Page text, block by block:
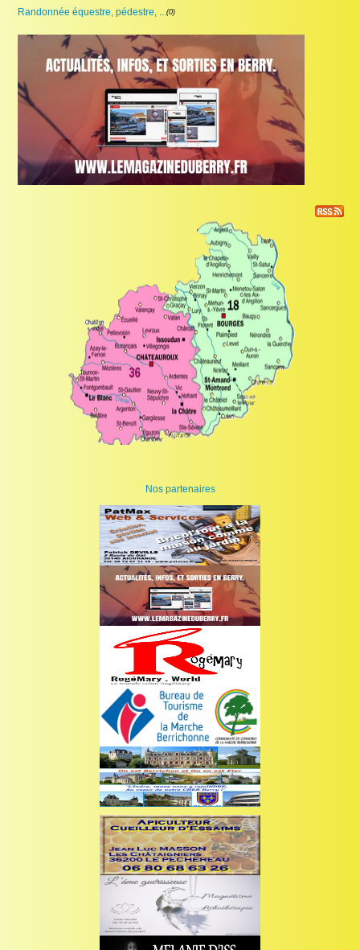
Randonnée équestre, pédestre, ... (0)
Nos partenaires